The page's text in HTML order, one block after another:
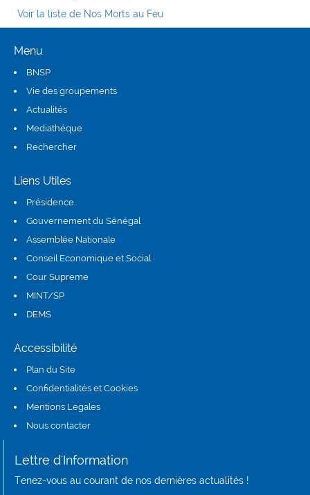
Voir la liste de Nos Morts au Feu
Menu
BNSP
Vie des groupements
Actualités
Mediathéque
Rechercher
Liens Utiles
Présidence
Gouvernement du Sénégal
Assemblée Nationale
Conseil Economique et Social(link is external)
Cour Supreme
MINT/SP
DEMS
Accessibilité
Plan du Site
Confidentialités et Cookies
Mentions Legales
Nous contacter
Lettre d'Information
Tenez-vous au courant de nos dernières actualités !